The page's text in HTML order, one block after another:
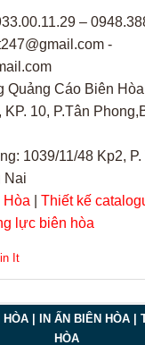
–
-
Quảng Cáo Biên
10, P.Tân
1039/11/48 Kp2,
Nai
Hòa
Thiết kế
lực biên hòa
It
| IN ẤN BIÊN HÒA |
HÒA